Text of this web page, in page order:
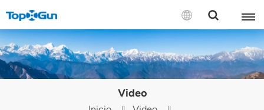
CONTÁCTENOS
English
Video